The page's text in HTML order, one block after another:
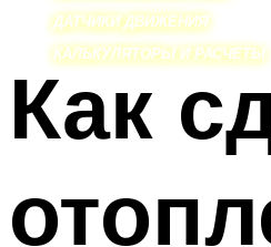
ДАТЧИКИ ДВИЖЕНИЯ
КАЛЬКУЛЯТОРЫ И РАСЧЕТЫ
Меню
Как